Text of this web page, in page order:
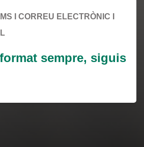
I CORREU ELECTRÒNIC I
sempre, siguis